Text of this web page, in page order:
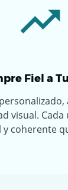
Fiel a
visual.
coherente